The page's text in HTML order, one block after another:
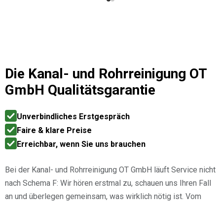
Die Kanal- und Rohrreinigung OT
GmbH Qualitätsgarantie
Unverbindliches Erstgespräch
Faire & klare Preise
Erreichbar, wenn Sie uns brauchen
Bei der Kanal- und Rohrreinigung OT GmbH läuft Service nicht
nach Schema F: Wir hören erstmal zu, schauen uns Ihren Fall
an und überlegen gemeinsam, was wirklich nötig ist. Vom